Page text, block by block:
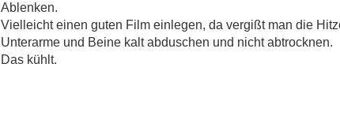
Ablenken.
Vielleicht einen guten Film einlegen, da vergißt man die
Unterarme und Beine kalt abduschen und nicht abtrocknen.
Das kühlt.